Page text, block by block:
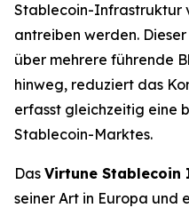
Stablecoin-Infrastruktur
antreiben werden.
über mehrere führende
hinweg, reduziert das
erfasst gleichzeitig eine
Stablecoin-Marktes.
Das Virtune Stablecoin
seiner Art in Europa und